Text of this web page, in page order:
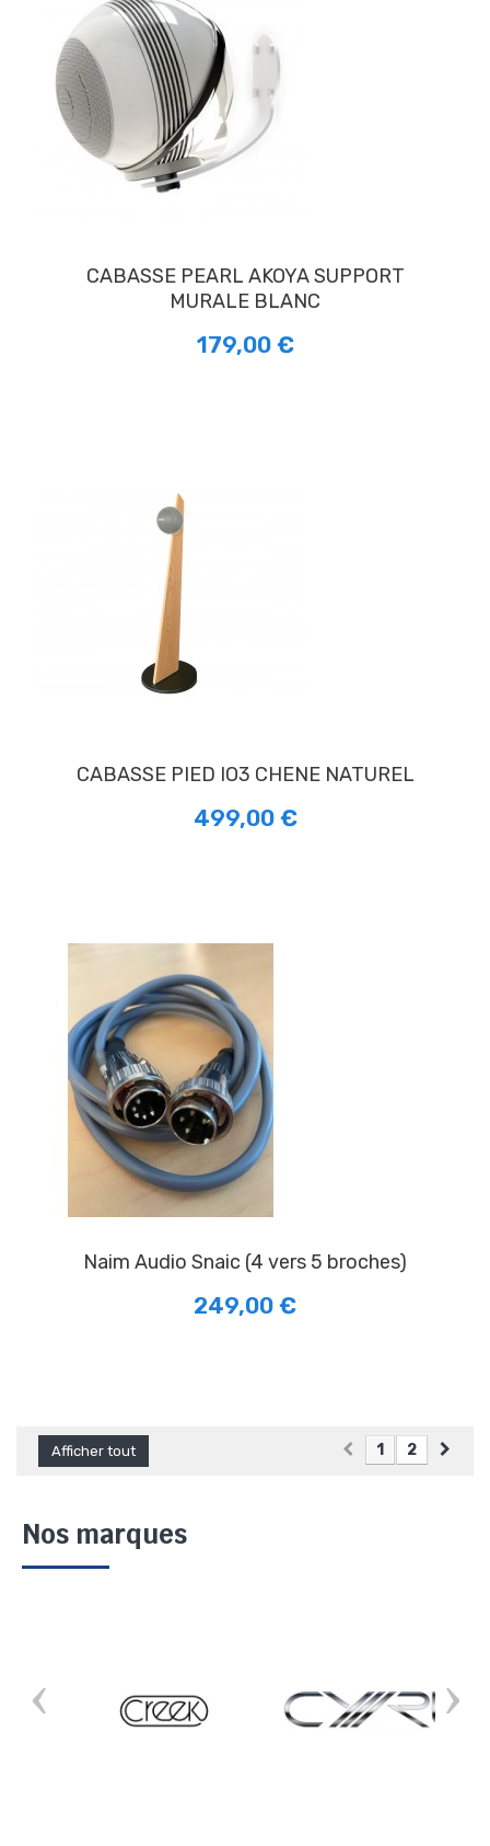
CABASSE PEARL AKOYA SUPPORT
MURALE BLANC
179,00 €
CABASSE PIED IO3 CHENE NATUREL
499,00 €
Naim Audio Snaic (4 vers 5 broches)
249,00 €
Afficher tout 1 2
Nos marques